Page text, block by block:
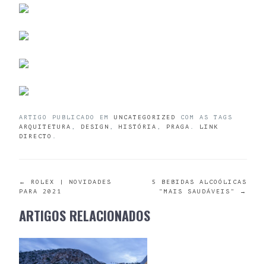
ARTIGO PUBLICADO EM UNCATEGORIZED
COM AS TAGS
ARQUITETURA
DESIGN HISTÓRIA PRAGA
LINK
DIRECTO
POST
NAVIGATION
←
ROLEX | NOVIDADES
PARA 2021
5 BEBIDAS ALCOÓLICAS
“MAIS SAUDÁVEIS”
→
ARTIGOS RELACIONADOS